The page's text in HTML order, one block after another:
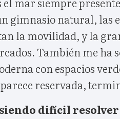
gimnasio natural, las
la movilidad, y la
También me
con espacios
reservada,
siendo difícil